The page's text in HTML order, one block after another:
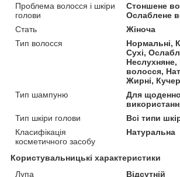
Проблема волосся і шкіри
голови
Стоншене
Ослаблене
Стать
Жіноча
Тип волосся
Нормальні,
Сухі,
Неслухняне,
волосся,
Жирні,
Тип шампуню
Для
Тип шкіри голови
Всі типи
Класифікація
косметичного засобу
Натуральна
Користувальницькі характеристики
Лупа
Відсутній